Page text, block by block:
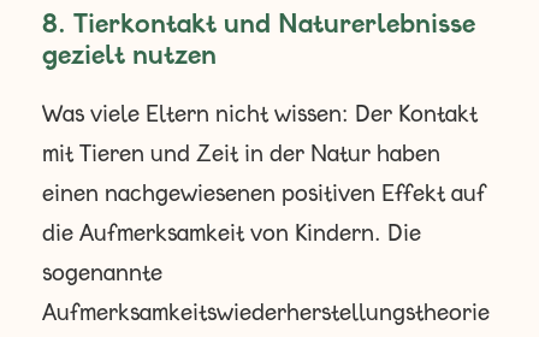
8. Tierkontakt und Naturerlebnisse
gezielt nutzen
Was viele Eltern nicht wissen: Der Kontakt
mit Tieren und Zeit in der Natur haben
einen nachgewiesenen positiven Effekt auf
die Aufmerksamkeit von Kindern. Die
sogenannte
Aufmerksamkeitswiederherstellungstheorie